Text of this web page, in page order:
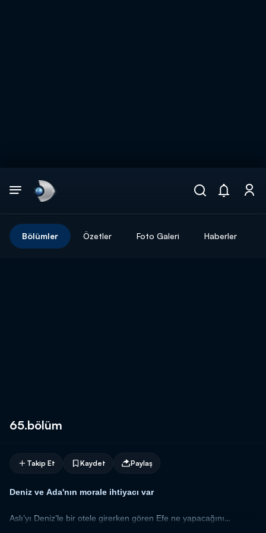
Bölümler Özetler Foto Galeri Haberler
65.bölüm
Takip Et Kaydet Paylaş
Deniz ve Ada'nın morale ihtiyacı var
Aslı’yı Deniz’le bir otele girerken gören Efe ne yapacağını